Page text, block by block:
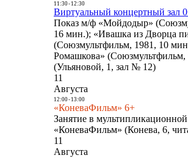
11:30- 12:30
Виртуальный концертный зал
Показ м/ф «Мойдодыр»
16 мин.); «Ивашка из Дворца
(Союзмультфильм, 1981, 10
Ромашкова»
(Ульяновой, 1, зал № 12)
11
Августа
12:00- 13:00
«КоневаФильм» 6+
Занятие в
«КоневаФильм» (Конева, 6,
11
Августа